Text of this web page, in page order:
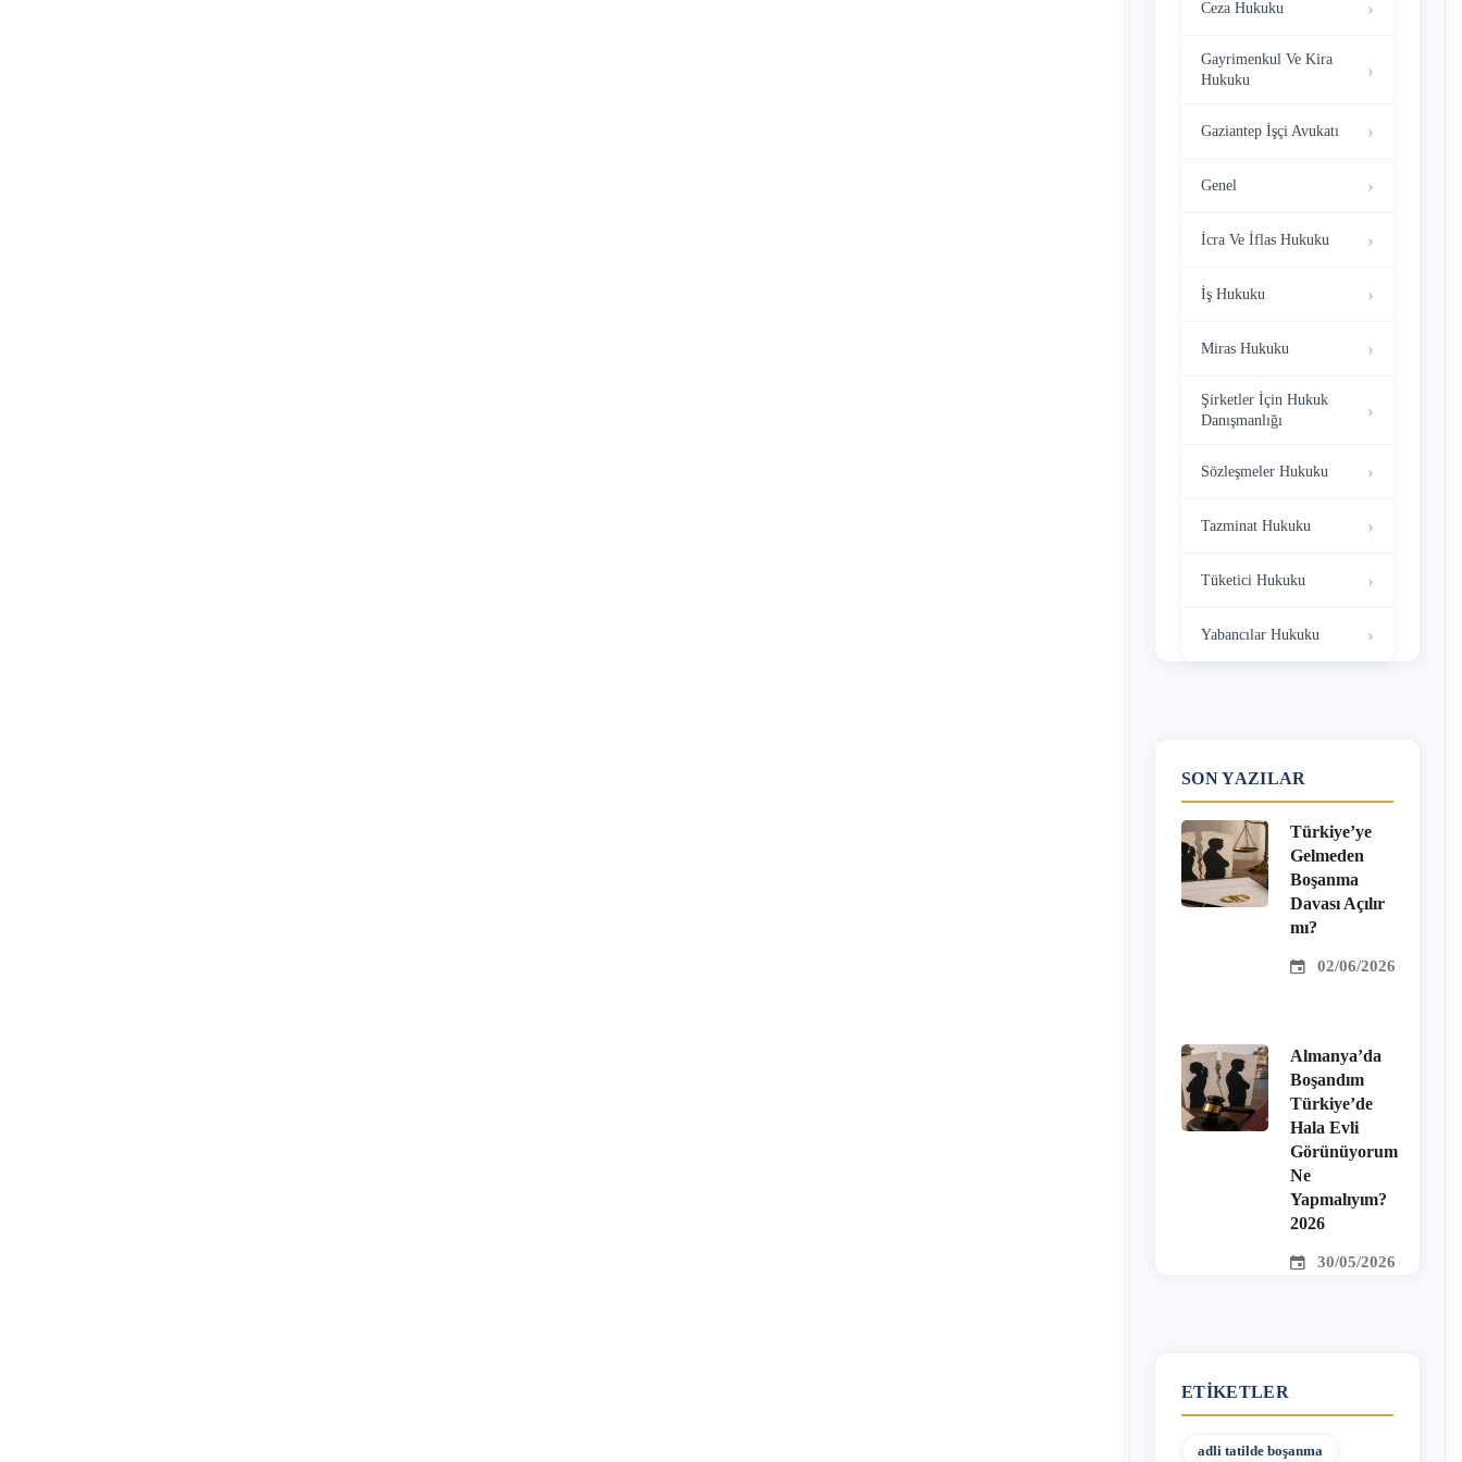
Ceza Hukuku
Gayrimenkul Ve Kira
Hukuku
Gaziantep İşçi Avukatı
Genel
İcra Ve İflas Hukuku
İş Hukuku
Miras Hukuku
Şirketler İçin Hukuk
Danışmanlığı
Sözleşmeler Hukuku
Tazminat Hukuku
Tüketici Hukuku
Yabancılar Hukuku
SON YAZILAR
Türkiye’ye
Gelmeden
Boşanma
Davası Açılır
mı?
02/06/2026
Almanya’da
Boşandım
Türkiye’de
Hala Evli
Görünüyorum
Ne
Yapmalıyım?
2026
30/05/2026
ETIKETLER
adli tatilde boşanma